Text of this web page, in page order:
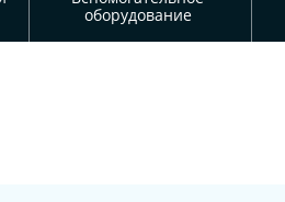
оборудование